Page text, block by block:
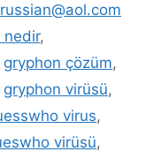
nedir,
gryphon çözüm,
gryphon virüsü,
virus,
virüsü,